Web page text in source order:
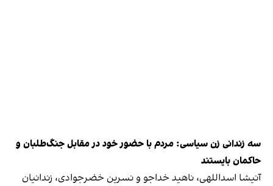
سه زندانی زن سیاسی: مردم با حضور خود در مقابل جنگ‌طلبان و
حاکمان بایستند
آنیشا اسداللهی، ناهید خداجو و نسرین خضرجوادی، زندانیان